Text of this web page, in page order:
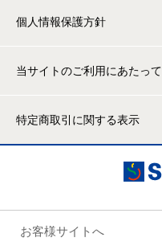
個人情報保護方針
当サイトのご利用にあたって
特定商取引に関する表示
お客様サイトへ